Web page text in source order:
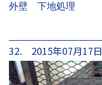
外壁 下地処理
32. 2015年07月17日